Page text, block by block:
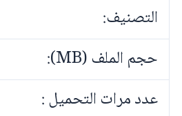
التصنيف:
حجم الملف (MB):
عدد مرات التحميل :